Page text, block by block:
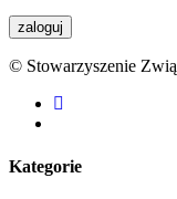
© Stowarzyszenie
facebook
Kategorie